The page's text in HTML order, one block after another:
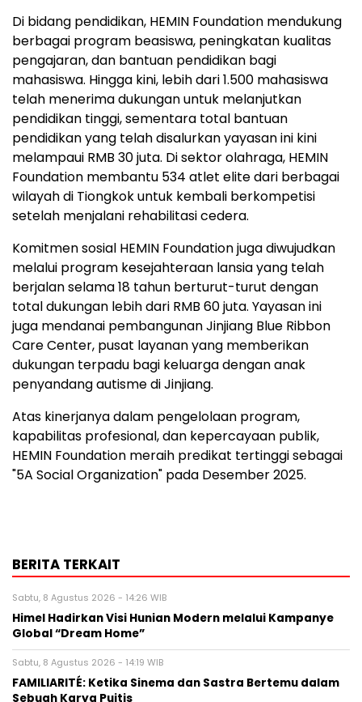
Di bidang pendidikan, HEMIN Foundation mendukung
berbagai program beasiswa, peningkatan kualitas
pengajaran, dan bantuan pendidikan bagi
mahasiswa. Hingga kini, lebih dari 1.500 mahasiswa
telah menerima dukungan untuk melanjutkan
pendidikan tinggi, sementara total bantuan
pendidikan yang telah disalurkan yayasan ini kini
melampaui RMB 30 juta. Di sektor olahraga, HEMIN
Foundation membantu 534 atlet elite dari berbagai
wilayah di Tiongkok untuk kembali berkompetisi
setelah menjalani rehabilitasi cedera.
Komitmen sosial HEMIN Foundation juga diwujudkan
melalui program kesejahteraan lansia yang telah
berjalan selama 18 tahun berturut-turut dengan
total dukungan lebih dari RMB 60 juta. Yayasan ini
juga mendanai pembangunan Jinjiang Blue Ribbon
Care Center, pusat layanan yang memberikan
dukungan terpadu bagi keluarga dengan anak
penyandang autisme di Jinjiang.
Atas kinerjanya dalam pengelolaan program,
kapabilitas profesional, dan kepercayaan publik,
HEMIN Foundation meraih predikat tertinggi sebagai
"5A Social Organization" pada Desember 2025.
BERITA TERKAIT
Sabtu, 8 Agustus 2026 - 14:26 WIB
Himel Hadirkan Visi Hunian Modern melalui Kampanye
Global “Dream Home”
Sabtu, 8 Agustus 2026 - 14:19 WIB
FAMILIARITÉ: Ketika Sinema dan Sastra Bertemu dalam
Sebuah Karya Puitis